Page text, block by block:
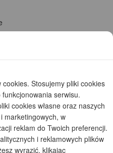
i nowoczesne gotowe
założona w 1990r.
powstawania projektów (zgodnie z
projekty domów mogą
Stosujemy pliki cookies
serwisu.
cookies własne oraz naszych
marketingowych, w
reklam do Twoich preferencji.
i reklamowych plików
wyrazić, klikając